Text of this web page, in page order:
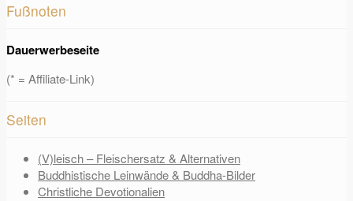
Fußnoten
Dauerwerbeseite
(* = Affiliate-Link)
Seiten
(V)leisch – Fleischersatz & Alternativen
Buddhistische Leinwände & Buddha-Bilder
Christliche Devotionalien